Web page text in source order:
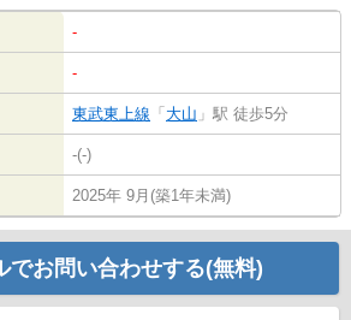
-
-
東武東上線 「 大山 」駅 徒歩5分
-(-)
2025年 9月(築1年未満)
でお問い合わせする(無料)